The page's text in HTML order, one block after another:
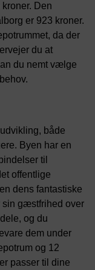
Den
er 923 kroner.
da der
du at
du nemt vælge
både
Byen har en
til
offentlige
dens fantastiske
sin gæstfrihed over
og du
dem under
og 12
passer til dine